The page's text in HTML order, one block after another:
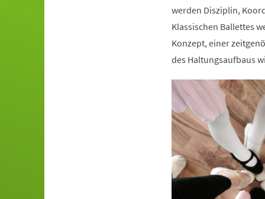
werden Disziplin,
Klassischen Ballettes
Konzept, einer
des Haltungsaufbaus